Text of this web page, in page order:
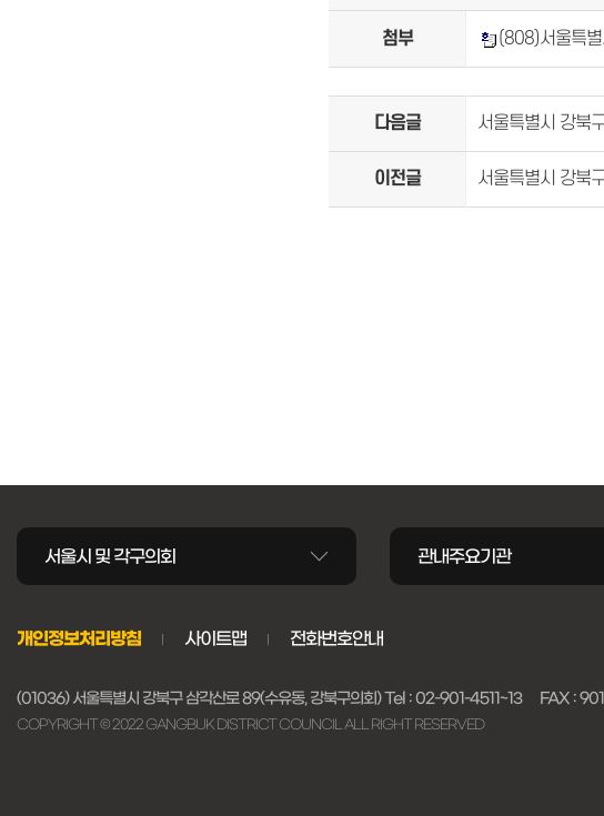
첨부 (808)서울특
다음글 서울특별시 강북
이전글 서울특별시 강북
서울시 및 각구의회 관내주요기관
개인정보처리방침 사이트맵 전화번호안내
(01036) 서울특별시 강북구 삼각산로 89(수유동, 강북구의회) Tel : 02-901-4511~13 FAX :
COPYRIGHT © 2022 GANGBUK DISTRICT COUNCIL ALL RIGHT RESERVED